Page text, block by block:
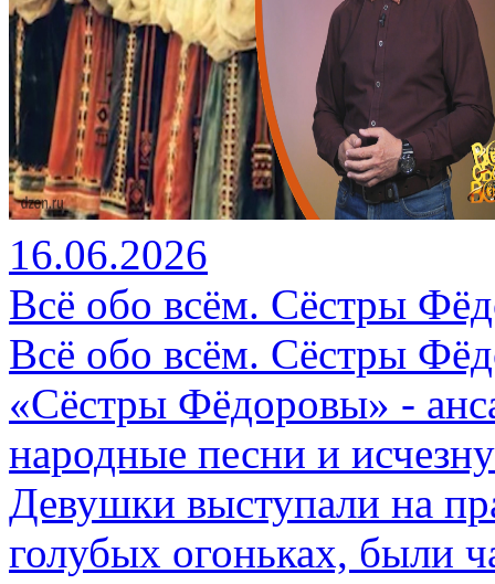
16.06.2026
Всё обо всём. Сёстры
Всё обо всём. Сёстры
«Сёстры Фёдоровы» -
народные песни и
Девушки выступали на
голубых огоньках, были